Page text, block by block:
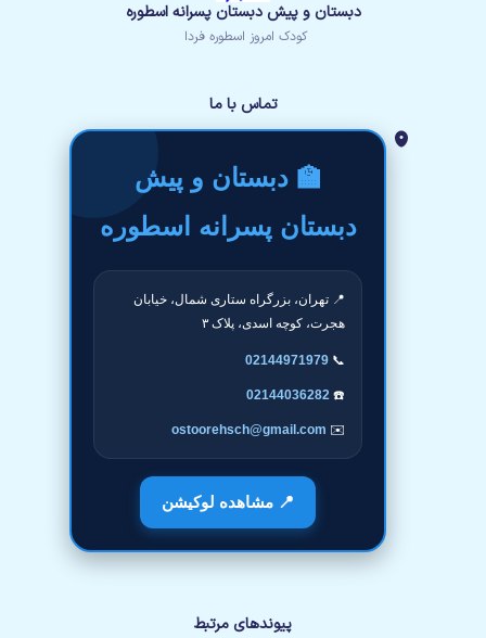
دبستان و پیش دبستان پسرانه اسطوره
کودک امروز اسطوره فردا
تماس با ما
🏫 دبستان و پیش
دبستان پسرانه اسطوره
📍 تهران، بزرگراه ستاری شمال، خیابان
هجرت، کوچه اسدی، پلاک ۳
📞
02144971979
☎️
02144036282
✉️
ostoorehsch@gmail.com
📍 مشاهده لوکیشن
پیوندهای مرتبط